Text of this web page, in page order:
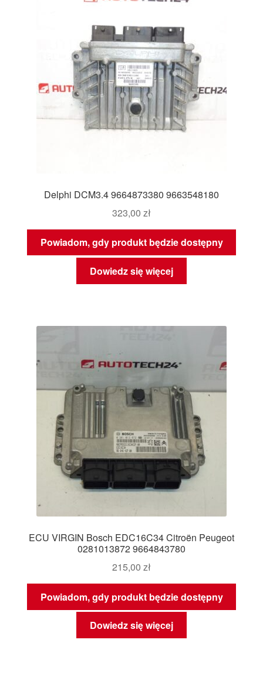
Delphi DCM3.4 9664873380 9663548180
323,00 zł
Powiadom, gdy produkt będzie dostępny
Dowiedz się więcej
ECU VIRGIN Bosch EDC16C34 Citroën Peugeot
0281013872 9664843780
215,00 zł
Powiadom, gdy produkt będzie dostępny
Dowiedz się więcej